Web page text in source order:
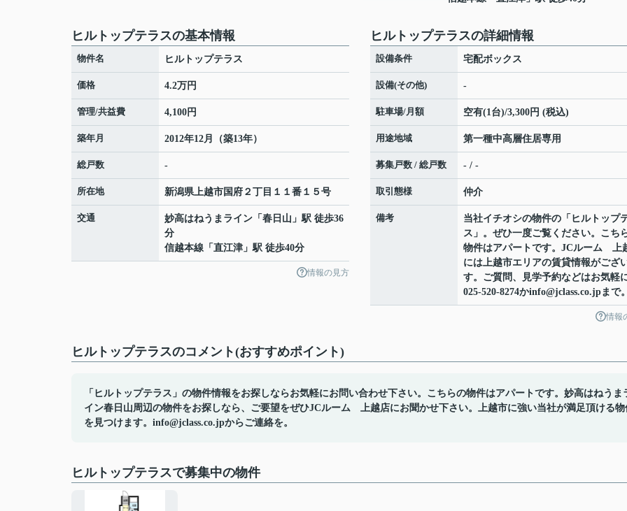
ヒルトップテラスの基本情報
物件名 ヒルトップテラス
価格 4.2万円
管理/共益費 4,100円
築年月 2012年12月（築13年）
総戸数 -
所在地 新潟県上越市国府 ２丁目１１番１５号
交通 妙高はねうまライン 「 春日山 」駅 徒歩36
分
信越本線 「 直江津 」駅 徒歩40分
情報の見方
ヒルトップテラスの詳細情報
設備条件 宅配ボックス
設備(その他) -
駐車場/月額 空有(1台)/3,300円 (税込)
用途地域 第一種中高層住居専用
募集戸数 / 総戸数 - / -
取引態様 仲介
備考
当社イチオシの物件の「ヒルトップ
ス」。ぜひ一度ご覧ください。こち
物件はアパートです。JCルーム 上
には上越市エリアの賃貸情報がござ
す。ご質問、見学予約などはお気軽
025-520-8274かinfo@jclass.co.jpまで
情報
ヒルトップテラスのコメント(おすすめポイント)
「ヒルトップテラス」の物件情報をお探しならお気軽にお問い合わせ下さい。こちらの物件はアパートです。妙高はねうま
イン春日山周辺の物件をお探しなら、ご要望をぜひJCルーム 上越店にお聞かせ下さい。上越市に強い当社が満足頂ける物
を見つけます。info@jclass.co.jpからご連絡を。
ヒルトップテラスで募集中の物件